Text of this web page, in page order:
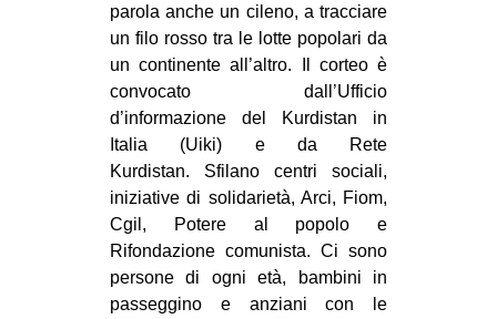
RECENSIONI
INTERNAZIONALE
AMERICHE
ESTREMO ORIENTE
EUROPA
MEDIO ORIENTE
MONDO
parola anche un cileno, a tracciare
un filo rosso tra le lotte popolari da
un continente all’altro. Il corteo è
convocato dall’Ufficio
d’informazione del Kurdistan in
Italia (Uiki) e da Rete
Kurdistan. Sfilano centri sociali,
iniziative di solidarietà, Arci, Fiom,
Cgil, Potere al popolo e
Rifondazione comunista. Ci sono
persone di ogni età, bambini in
passeggino e anziani con le